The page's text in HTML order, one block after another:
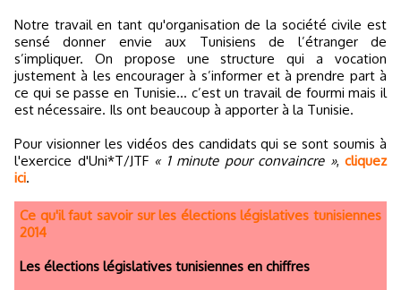
Notre travail en tant qu'organisation de la société civile est
sensé donner envie aux Tunisiens de l’étranger de
s’impliquer. On propose une structure qui a vocation
justement à les encourager à s’informer et à prendre part à
ce qui se passe en Tunisie… c’est un travail de fourmi mais il
est nécessaire. Ils ont beaucoup à apporter à la Tunisie.
Pour visionner les vidéos des candidats qui se sont soumis à
l'exercice d'Uni*T/JTF « 1 minute pour convaincre », cliquez
ici.
Ce qu'il faut savoir sur les élections législatives tunisiennes
2014
Les élections législatives tunisiennes en chiffres